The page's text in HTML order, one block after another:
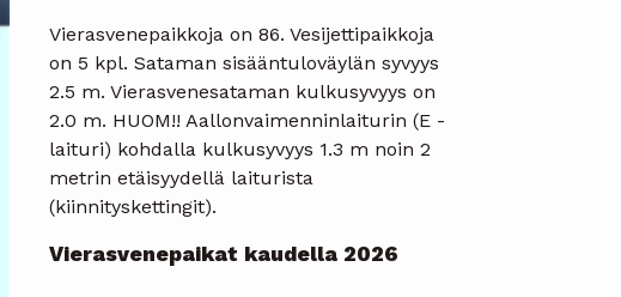
Vierasvenepaikkoja on 86. Vesijettipaikkoja
on 5 kpl. Sataman sisääntuloväylän syvyys
2.5 m. Vierasvenesataman kulkusyvyys on
2.0 m. HUOM!! Aallonvaimenninlaiturin (E -
laituri) kohdalla kulkusyvyys 1.3 m noin 2
metrin etäisyydellä laiturista
(kiinnityskettingit).
Vierasvenepaikat kaudella 2026